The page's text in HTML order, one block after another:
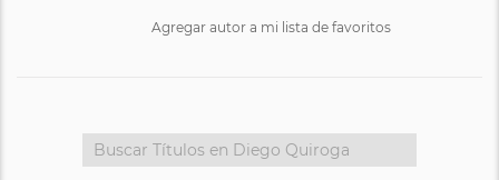
Agregar autor a mi lista de favoritos